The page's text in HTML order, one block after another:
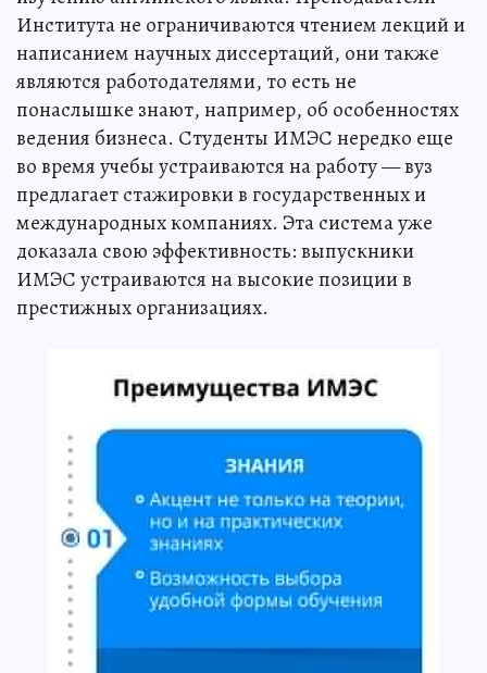
Института не ограничиваются чтением лекций и
написанием научных диссертаций, они также
являются работодателями, то есть не
понаслышке знают, например, об особенностях
ведения бизнеса. Студенты ИМЭС нередко еще
во время учебы устраиваются на работу — вуз
предлагает стажировки в государственных и
международных компаниях. Эта система уже
доказала свою эффективность: выпускники
ИМЭС устраиваются на высокие позиции в
престижных организациях.